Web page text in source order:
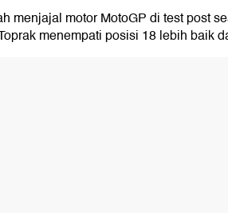
menjajal motor MotoGP di test post
menempati posisi 18 lebih baik